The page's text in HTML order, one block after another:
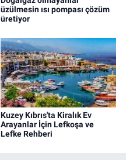
üzülmesin ısı pompası çözüm
üretiyor
Kuzey Kıbrıs'ta Kiralık Ev
Arayanlar İçin Lefkoşa ve
Lefke Rehberi